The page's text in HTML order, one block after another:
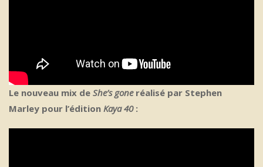
Le nouveau mix de She’s goneréalisé par Stephen
Marley pour l’édition Kaya 40 :